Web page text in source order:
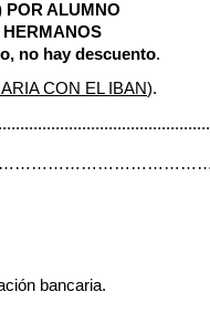
POR ALUMNO
no hay descuento.
CON EL IBAN).
... ... ...
bancaria.